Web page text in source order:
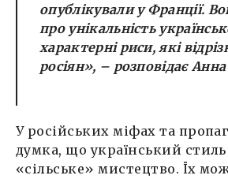
опублікували у Франції.
про унікальність
характерні риси, які
росіян», – розповідає
У російських міфах та
думка, що український
«сільське» мистецтво. Їх